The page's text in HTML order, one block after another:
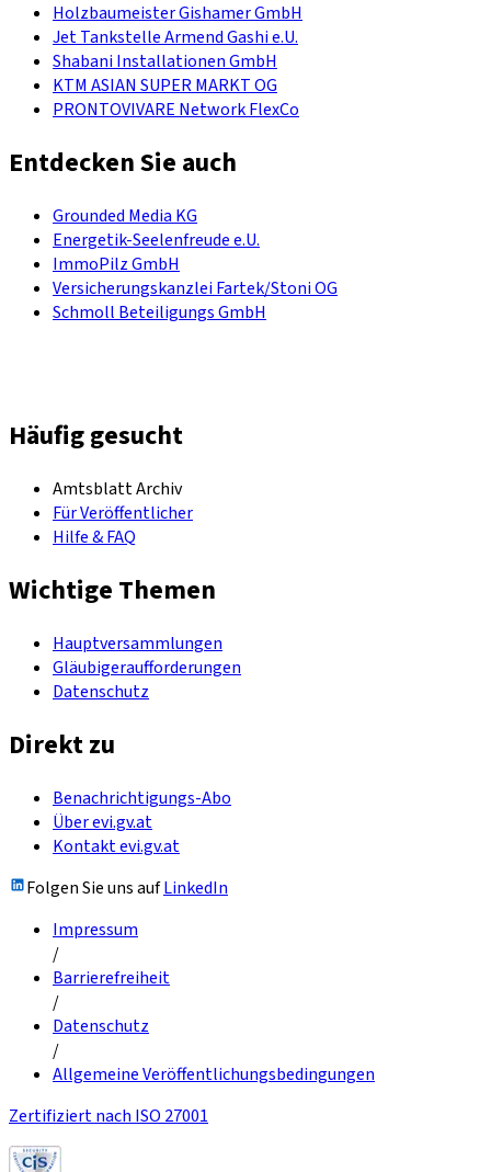
Holzbaumeister Gishamer GmbH
Jet Tankstelle Armend Gashi e.U.
Shabani Installationen GmbH
KTM ASIAN SUPER MARKT OG
PRONTOVIVARE Network FlexCo
Entdecken Sie auch
Grounded Media KG
Energetik-Seelenfreude e.U.
ImmoPilz GmbH
Versicherungskanzlei Fartek/Stoni OG
Schmoll Beteiligungs GmbH
Häufig gesucht
Amtsblatt Archiv
Für Veröffentlicher
Hilfe & FAQ
Wichtige Themen
Hauptversammlungen
Gläubigeraufforderungen
Datenschutz
Direkt zu
Benachrichtigungs-Abo
Über evi.gv.at
Kontakt evi.gv.at
Folgen Sie uns aufLinkedIn
Impressum
/
Barrierefreiheit
/
Datenschutz
/
Allgemeine Veröffentlichungsbedingungen
Zertifiziert nach ISO 27001